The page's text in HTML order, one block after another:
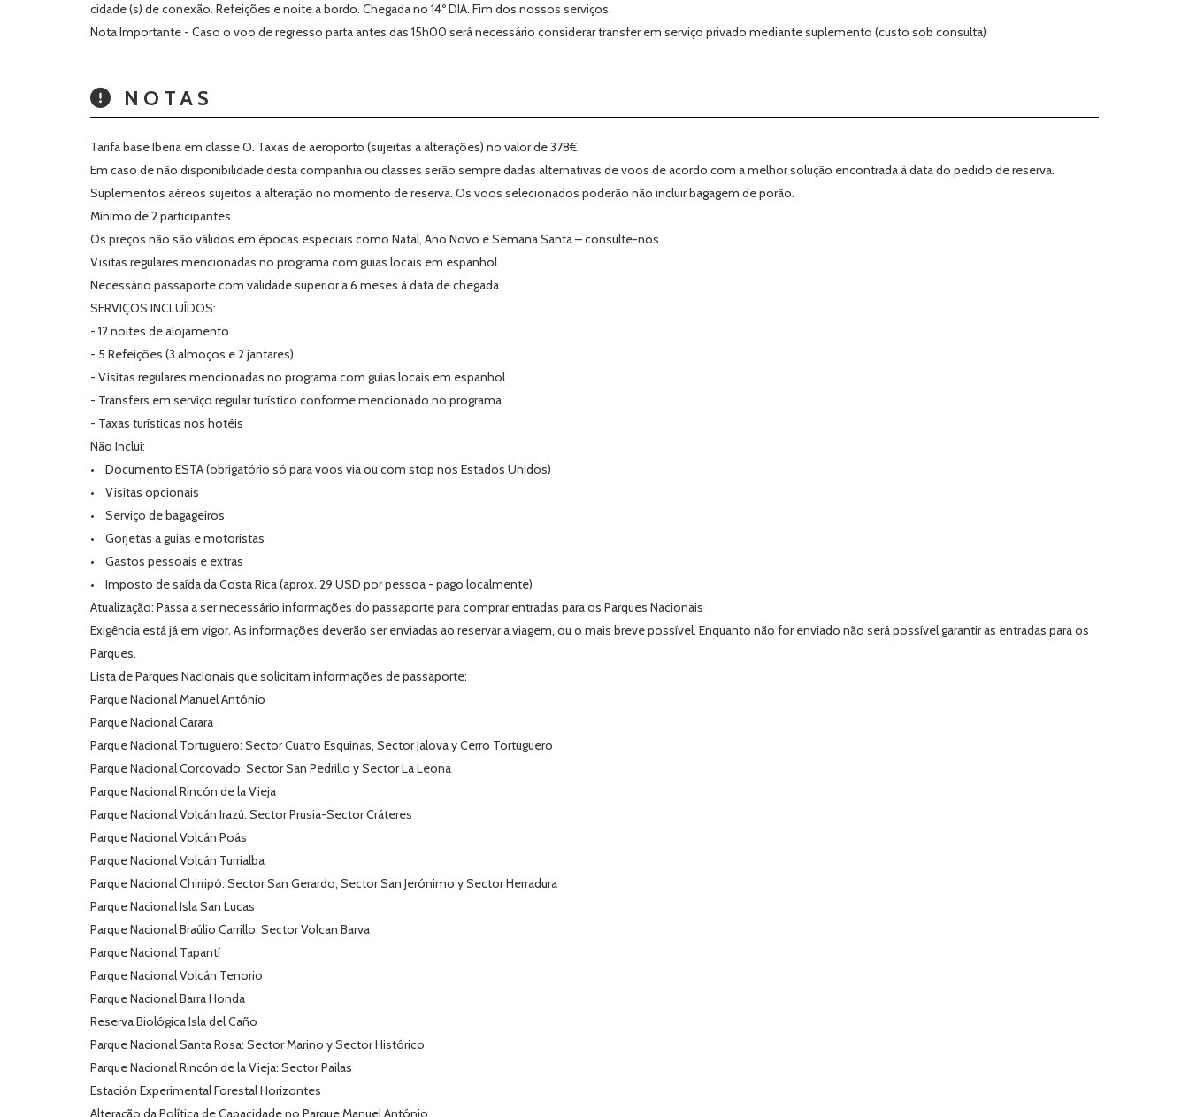
cidade (s) de conexão. Refeições e noite a bordo. Chegada no 14º DIA. Fim dos nossos serviços.
Nota Importante - Caso o voo de regresso parta antes das 15h00 será necessário considerar transfer em serviço privado mediante suplemento (custo sob consulta)
NOTAS
Tarifa base Iberia em classe O. Taxas de aeroporto (sujeitas a alterações) no valor de 378€.
Em caso de não disponibilidade desta companhia ou classes serão sempre dadas alternativas de voos de acordo com a melhor solução encontrada à data do pedido de reserva.
Suplementos aéreos sujeitos a alteração no momento de reserva. Os voos selecionados poderão não incluir bagagem de porão.
Mínimo de 2 participantes
Os preços não são válidos em épocas especiais como Natal, Ano Novo e Semana Santa – consulte-nos.
Visitas regulares mencionadas no programa com guias locais em espanhol
Necessário passaporte com validade superior a 6 meses à data de chegada
SERVIÇOS INCLUÍDOS:
- 12 noites de alojamento
- 5 Refeições (3 almoços e 2 jantares)
- Visitas regulares mencionadas no programa com guias locais em espanhol
- Transfers em serviço regular turístico conforme mencionado no programa
- Taxas turísticas nos hotéis
Não Inclui:
• Documento ESTA (obrigatório só para voos via ou com stop nos Estados Unidos)
• Visitas opcionais
• Serviço de bagageiros
• Gorjetas a guias e motoristas
• Gastos pessoais e extras
• Imposto de saída da Costa Rica (aprox. 29 USD por pessoa - pago localmente)
Atualização: Passa a ser necessário informações do passaporte para comprar entradas para os Parques Nacionais
Exigência está já em vigor. As informações deverão ser enviadas ao reservar a viagem, ou o mais breve possível. Enquanto não for enviado não será possível garantir as entradas para os
Parques.
Lista de Parques Nacionais que solicitam informações de passaporte:
Parque Nacional Manuel António
Parque Nacional Carara
Parque Nacional Tortuguero: Sector Cuatro Esquinas, Sector Jalova y Cerro Tortuguero
Parque Nacional Corcovado: Sector San Pedrillo y Sector La Leona
Parque Nacional Rincón de la Vieja
Parque Nacional Volcán Irazú: Sector Prusia-Sector Cráteres
Parque Nacional Volcán Poás
Parque Nacional Volcán Turrialba
Parque Nacional Chirripó: Sector San Gerardo, Sector San Jerónimo y Sector Herradura
Parque Nacional Isla San Lucas
Parque Nacional Braúlio Carrillo: Sector Volcan Barva
Parque Nacional Tapantí
Parque Nacional Volcán Tenorio
Parque Nacional Barra Honda
Reserva Biológica Isla del Caño
Parque Nacional Santa Rosa: Sector Marino y Sector Histórico
Parque Nacional Rincón de la Vieja: Sector Pailas
Estación Experimental Forestal Horizontes
Alteração da Política de Capacidade no Parque Manuel António